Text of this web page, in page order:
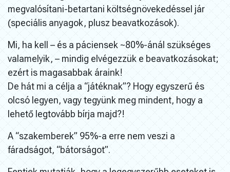
megvalósítani-betartani költségnövekedéssel jár
(speciális anyagok, plusz beavatkozások).
Mi, ha kell – és a páciensek ~80%-ánál szükséges
valamelyik, – mindig elvégezzük e beavatkozásokat;
ezért is magasabbak áraink!
De hát mi a célja a “játéknak”? Hogy egyszerű és
olcsó legyen, vagy tegyünk meg mindent, hogy a
lehető legtovább bírja majd?!
A “szakemberek” 95%-a erre nem veszi a
fáradságot, “bátorságot”.